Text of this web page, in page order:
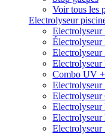
Voir tous les
Electrolyseur
Electrolyseur
Électrolyseur
Electrolyseur
Combo UV
Electrolyseur
Electrolyseur
Electrolyseur
Electrolyseur